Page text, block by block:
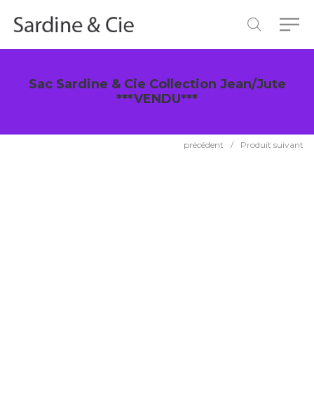
Sac Sardine & Cie Collection Jean/Jute
***VENDU***
précédent / Produit suivant